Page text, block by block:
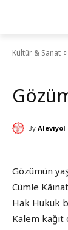
Kültür & Sanat
By Aleviyol
Gözümün
Cümle
Hak Hukuk
Kalem kağıt